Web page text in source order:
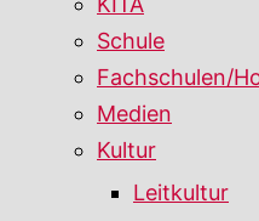
KITA
Schule
Fachschulen/
Medien
Kultur
Leitkultur